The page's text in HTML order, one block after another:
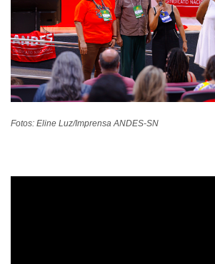
Fotos: Eline Luz/Imprensa ANDES-SN